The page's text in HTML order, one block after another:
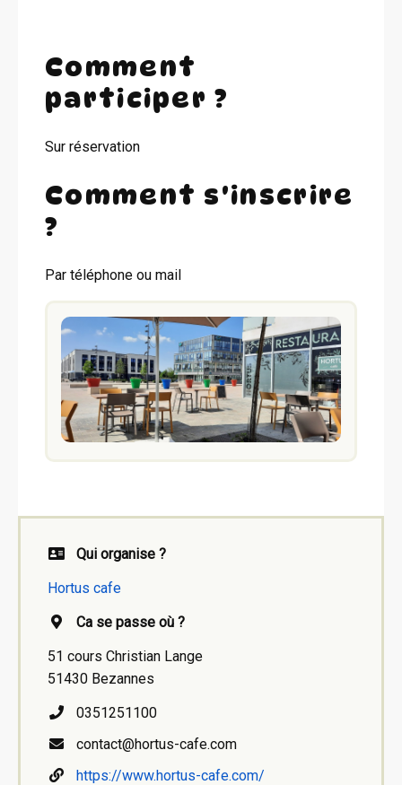
Comment
participer ?
Sur réservation
Comment s'inscrire
?
Par téléphone ou mail
Qui organise ?
Hortus cafe
Ca se passe où ?
51 cours Christian Lange
51430 Bezannes
0351251100
contact@hortus-cafe.com
https://www.hortus-cafe.com/